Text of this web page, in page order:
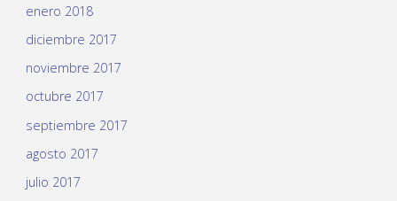
enero 2018
diciembre 2017
noviembre 2017
octubre 2017
septiembre 2017
agosto 2017
julio 2017